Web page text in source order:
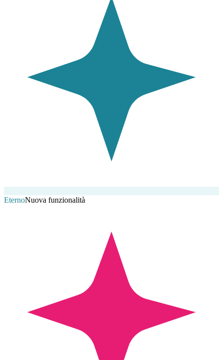
EternoNuova funzionalità